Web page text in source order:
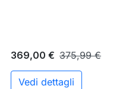
369,00 € 375,99 €
Vedi dettagli